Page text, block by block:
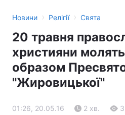
Новини › Релігії › Свята
20 травня
християни
образом
"Жировицької"
01:26, 20.05.16 2 хв.